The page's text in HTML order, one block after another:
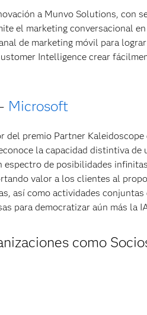
a Munvo Solutions, con
el marketing conversacional
de marketing móvil para
Intelligence crear
Microsoft
premio Partner
la capacidad distintiva
de posibilidades
valor a los clientes al
así como actividades
para democratizar aún más la
como